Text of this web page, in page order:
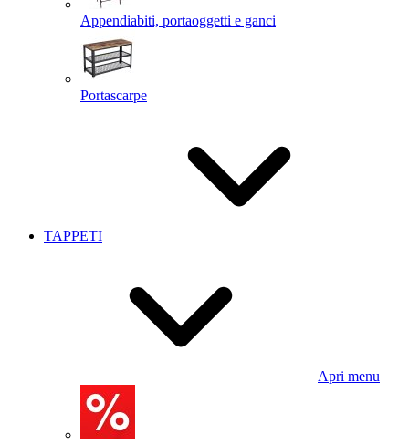
Appendiabiti, portaoggetti e ganci
Portascarpe
TAPPETI
Apri menu